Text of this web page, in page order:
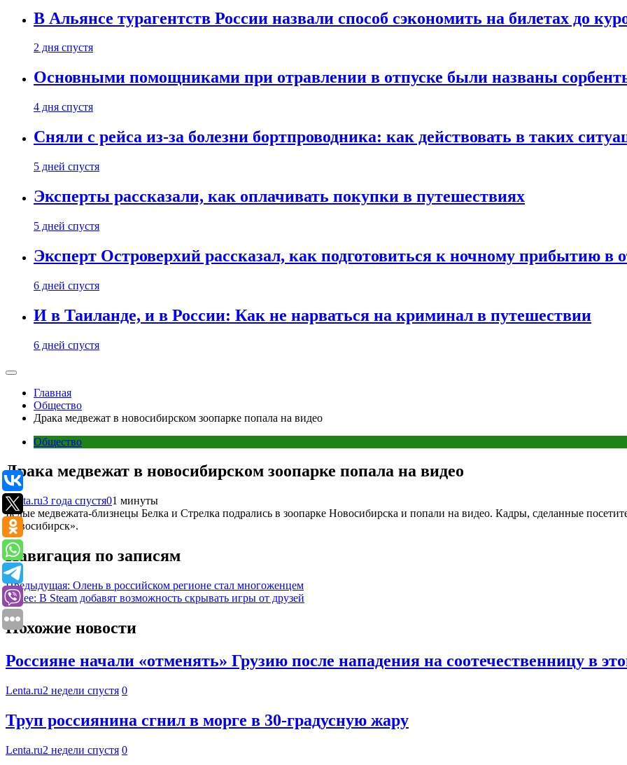
В Альянсе турагентств России назвали способ сэкономить на билетах до
2 дня спустя
Основными помощниками при отравлении в отпуске были названы
4 дня спустя
Сняли с рейса из-за болезни бортпроводника: как действовать в таких
5 дней спустя
Эксперты рассказали, как оплачивать покупки в путешествиях
5 дней спустя
Эксперт Островерхий рассказал, как подготовиться к ночному прибытию в
6 дней спустя
И в Таиланде, и в России: Как не нарваться на криминал в путешествии
6 дней спустя
Главная
Общество
Драка медвежат в новосибирском зоопарке попала на видео
Общество
Драка медвежат в новосибирском зоопарке попала на видео
Lenta.ru3 года спустя01 минуты
Белые медвежата-близнецы Белка и Стрелка подрались в зоопарке Новосибирска и попали на видео. Кадры, сделанные
Новосибирск».
Навигация по записям
Предыдущая: Олень в российском регионе стал многоженцем
Далее: В Steam добавят возможность скрывать игры от друзей
Похожие новости
Россияне начали «отменять» Грузию после нападения на соотечественницу в
Lenta.ru2 недели спустя 0
Труп россиянина сгнил в морге в 30-градусную жару
Lenta.ru2 недели спустя 0